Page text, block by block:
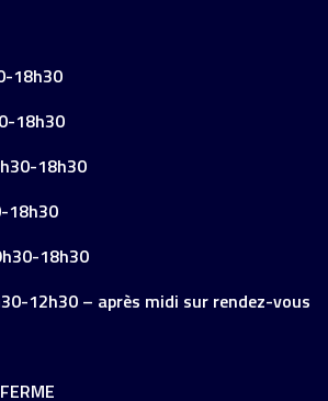
18h30
18h30
18h30
18h30
18h30
12h30 – après midi sur rendez-vous